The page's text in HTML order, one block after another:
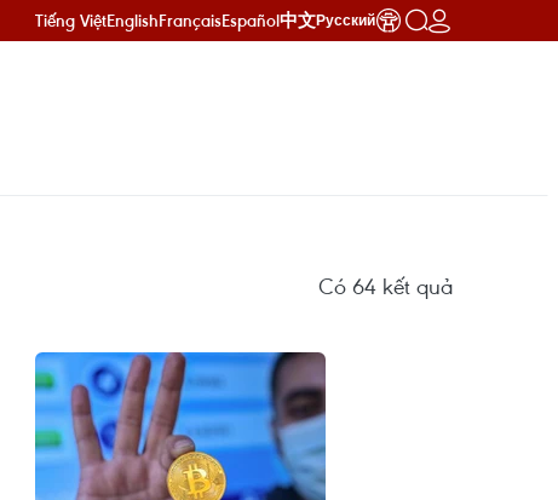
Tiếng ViệtEnglishFrançaisEspañol中文Русский
Có 64 kết quả